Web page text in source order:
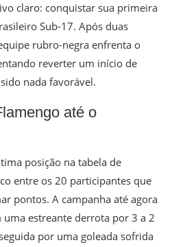
claro: conquistar sua primeira
Sub-17. Após duas
rubro-negra enfrenta o
reverter um início de
nada favorável.
até o
posição na tabela de
entre os 20 participantes que
pontos. A campanha até agora
estreante derrota por 3 a 2
por uma goleada sofrida